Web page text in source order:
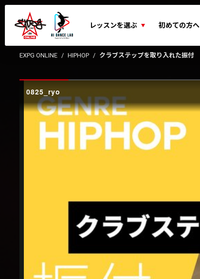
レッスンを選ぶ 初めての方へ
EXPG ONLINE HIPHOP クラブステップを取り入れた振付
0825_ryo